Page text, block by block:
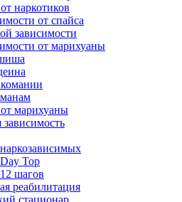
наркотиков
от спайса
зависимости
от марихуаны
марихуаны
зависимость
Top
шагов
реабилитация
стационар